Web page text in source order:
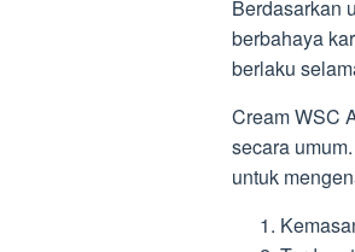
Berdasarkan
berbahaya
berlaku
Cream WSC
secara
untuk